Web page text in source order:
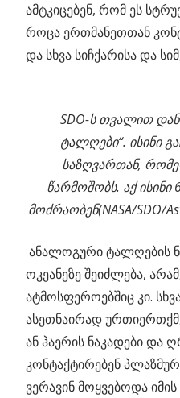
ამტკიცებენ, რომ ეს
როცა ერთმანეთთან
და სხვა სიჩქარისა და
SDO-ს თვალით
ტალღები“. ისინი
საზღვართან,
წარმოშობს. აქ ისინი
მოძრაობენ(NASA/SDO/
ანალოგური ტალღების
ოკეანეზე შეიძლება,
ატმოსფეროებშიც კი.
ასეთნაირად
ან ჰაერის ნაკადები და
კონტაქტირებენ
ვერავინ მოყვებოდა